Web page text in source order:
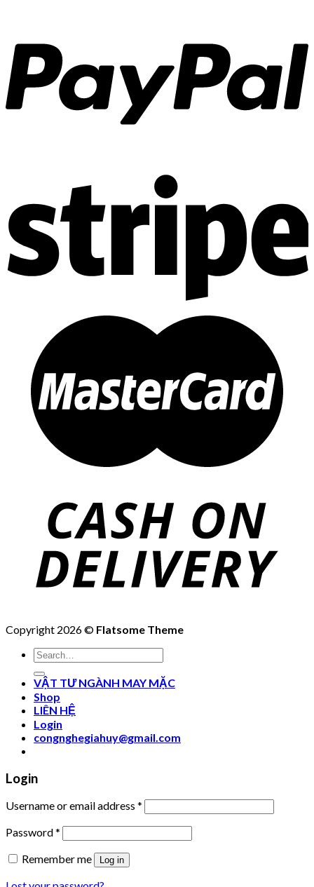
Copyright 2026 © Flatsome Theme
Search
for:
VẬT TƯ NGÀNH MAY MẶC
Shop
LIÊN HỆ
Login
congnghegiahuy@gmail.com
Login
Username or email address *
Password*
Remember me
Log in